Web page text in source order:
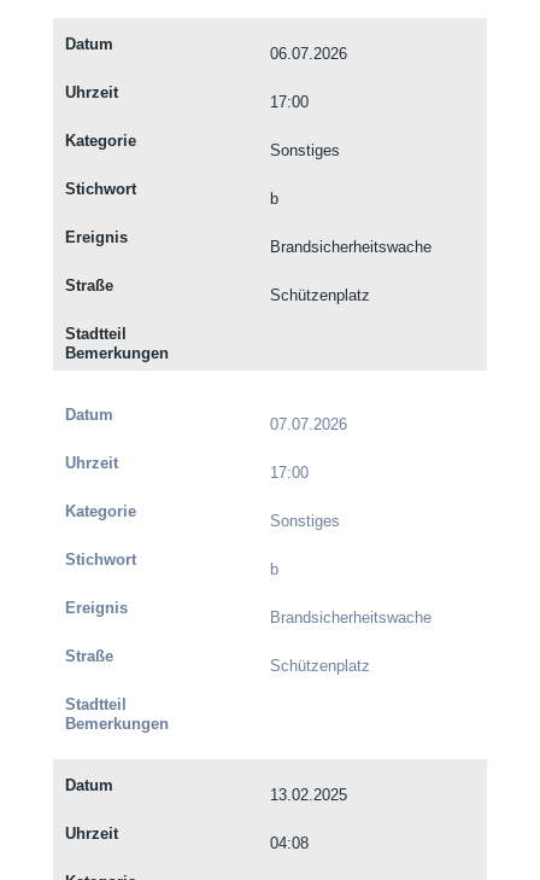
06.07.2026
17:00
Sonstiges
b
Brandsicherheitswache
Schützenplatz
07.07.2026
17:00
Sonstiges
b
Brandsicherheitswache
Schützenplatz
13.02.2025
04:08